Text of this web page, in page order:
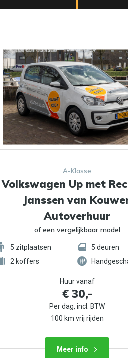
A-Klasse
Volkswagen Up met
Janssen van
Autoverhuur
of een vergelijkbaar model
5 zitplaatsen 5 deuren
2 koffers
Huur vanaf
€ 30,-
Per dag, incl. BTW
100 km vrij rijden
Meer info